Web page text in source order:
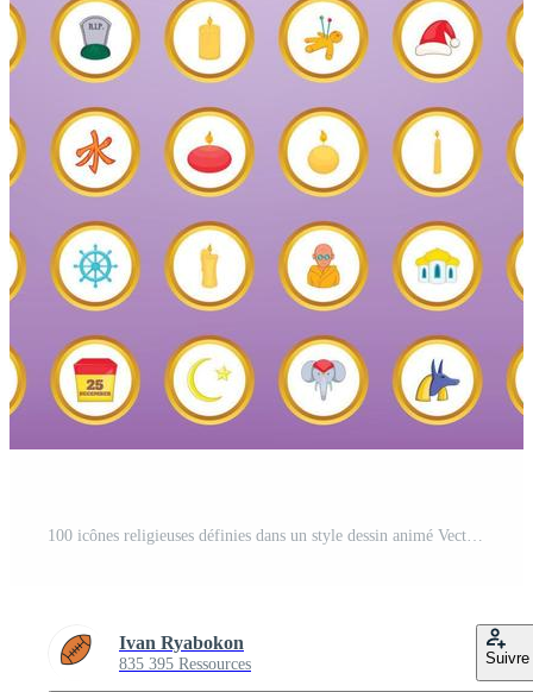
100 icônes religieuses définies dans un style dessin animé Vecteur Pro
Ivan Ryabokon
835 395 Ressources Suivre